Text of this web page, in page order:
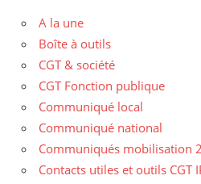
A la une
Boîte à outils
CGT & société
CGT Fonction publique
Communiqué local
Communiqué national
Communiqués mobilisation
Contacts utiles et outils CGT